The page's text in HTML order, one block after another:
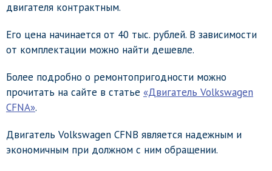
двигателя контрактным.
Его цена начинается от 40 тыс. рублей. В зависимости
от комплектации можно найти дешевле.
Более подробно о ремонтопригодности можно
прочитать на сайте в статье «Двигатель Volkswagen
CFNA».
Двигатель Volkswagen CFNB является надежным и
экономичным при должном с ним обращении.